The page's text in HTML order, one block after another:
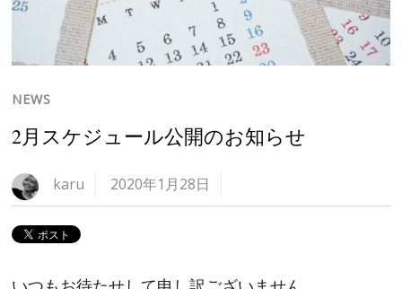
NEWS
2月スケジュール公開のお知らせ
karu 2020年1月28日